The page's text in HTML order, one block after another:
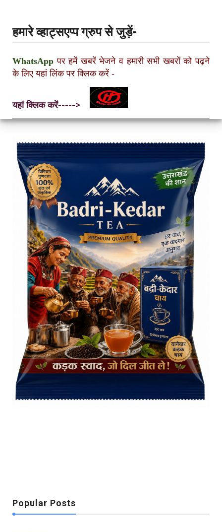
हमारे व्हाट्सएप्प ग्रुप से जुड़ें-
WhatsApp पर हमें खबरें भेजने व हमारी सभी खबरों को पढ़ने
के लिए यहां लिंक पर क्लिक करें -
यहां क्लिक करें----->
Popular Posts